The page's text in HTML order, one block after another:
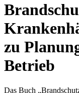
zu
Betrieb
Das Buch